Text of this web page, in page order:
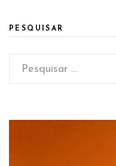
PESQUISAR
Pesquisar
por: